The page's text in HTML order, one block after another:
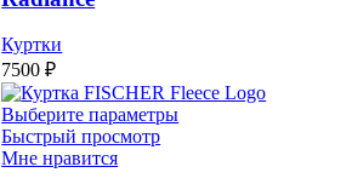
Куртки
7500₽
Выберите параметры
Быстрый просмотр
Мне нравится